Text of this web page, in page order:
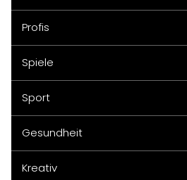
Profis
Spiele
Sport
Gesundheit
Kreativ